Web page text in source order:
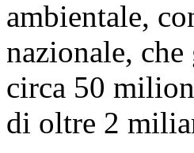
ambientale,
nazionale,
circa 50
di oltre 2